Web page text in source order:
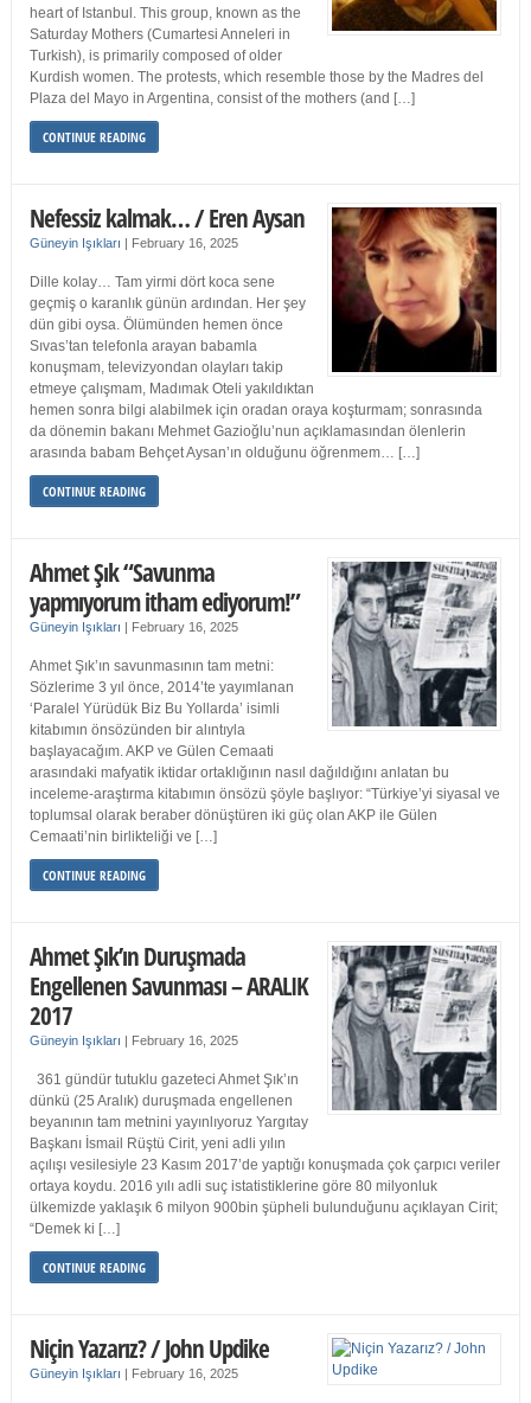
heart of Istanbul. This group, known as the
Saturday Mothers (Cumartesi Anneleri in
Turkish), is primarily composed of older
Kurdish women. The protests, which resemble those by the Madres del
Plaza del Mayo in Argentina, consist of the mothers (and […]
CONTINUE READING
Nefessiz kalmak… / Eren Aysan
Güneyin Işıkları | February 16, 2025
Dille kolay… Tam yirmi dört koca sene
geçmiş o karanlık günün ardından. Her şey
dün gibi oysa. Ölümünden hemen önce
Sıvas’tan telefonla arayan babamla
konuşmam, televizyondan olayları takip
etmeye çalışmam, Madımak Oteli yakıldıktan
hemen sonra bilgi alabilmek için oradan oraya koşturmam; sonrasında
da dönemin bakanı Mehmet Gazioğlu’nun açıklamasından ölenlerin
arasında babam Behçet Aysan’ın olduğunu öğrenmem… […]
CONTINUE READING
Ahmet Şık “Savunma
yapmıyorum itham ediyorum!”
Güneyin Işıkları | February 16, 2025
Ahmet Şık’ın savunmasının tam metni:
Sözlerime 3 yıl önce, 2014’te yayımlanan
‘Paralel Yürüdük Biz Bu Yollarda’ isimli
kitabımın önsözünden bir alıntıyla
başlayacağım. AKP ve Gülen Cemaati
arasındaki mafyatik iktidar ortaklığının nasıl dağıldığını anlatan bu
inceleme-araştırma kitabımın önsözü şöyle başlıyor: “Türkiye’yi siyasal ve
toplumsal olarak beraber dönüştüren iki güç olan AKP ile Gülen
Cemaati’nin birlikteliği ve […]
CONTINUE READING
Ahmet Şık’ın Duruşmada
Engellenen Savunması – ARALIK
2017
Güneyin Işıkları | February 16, 2025
361 gündür tutuklu gazeteci Ahmet Şık’ın
dünkü (25 Aralık) duruşmada engellenen
beyanının tam metnini yayınlıyoruz Yargıtay
Başkanı İsmail Rüştü Cirit, yeni adli yılın
açılışı vesilesiyle 23 Kasım 2017’de yaptığı konuşmada çok çarpıcı veriler
ortaya koydu. 2016 yılı adli suç istatistiklerine göre 80 milyonluk
ülkemizde yaklaşık 6 milyon 900bin şüpheli bulunduğunu açıklayan Cirit;
“Demek ki […]
CONTINUE READING
Niçin Yazarız? / John Updike
Güneyin Işıkları | February 16, 2025